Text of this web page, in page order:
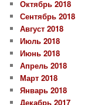
Октябрь 2018
Сентябрь 2018
Август 2018
Июль 2018
Июнь 2018
Апрель 2018
Март 2018
Январь 2018
Декабрь 2017